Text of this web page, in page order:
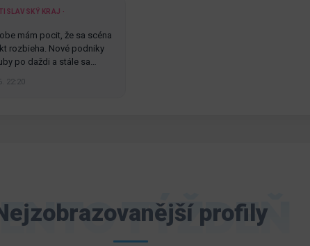
KRAJ ·
mám pocit, že sa scéna
rozbieha. Nové podniky
po daždi a stále sa…
22:20
profily
TÝŽDEŇ